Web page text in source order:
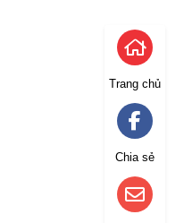
Trang chủ
Chia sẻ